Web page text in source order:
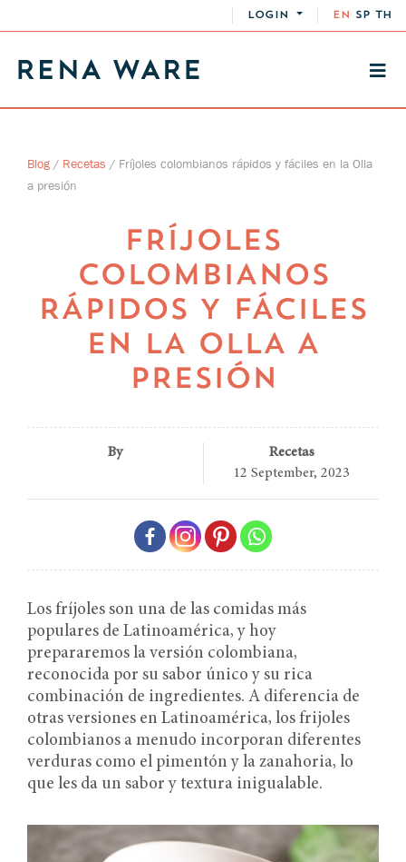
LOGIN EN SP TH
Blog / Recetas / Fríjoles colombianos rápidos y fáciles en la Olla
a presión
FRÍJOLES
COLOMBIANOS
RÁPIDOS Y FÁCILES
EN LA OLLA A
PRESIÓN
By
Recetas
12 September, 2023
Los fríjoles son una de las comidas más
populares de Latinoamérica, y hoy
prepararemos la versión colombiana,
reconocida por su sabor único y su rica
combinación de ingredientes. A diferencia de
otras versiones en Latinoamérica, los frijoles
colombianos a menudo incorporan diferentes
verduras como el pimentón y la zanahoria, lo
que les da un sabor y textura inigualable.